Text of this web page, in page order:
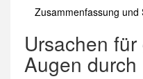
Zusammenfassung und
Ursachen
Augen durch